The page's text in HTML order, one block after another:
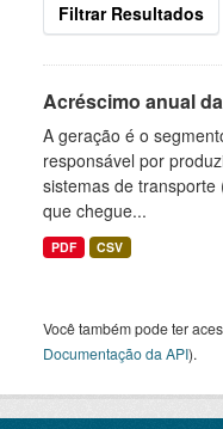
Filtrar Resultados
Acréscimo anual
A geração é o
responsável por
sistemas de
que chegue...
PDF CSV
Você também pode ter
Documentação da API).